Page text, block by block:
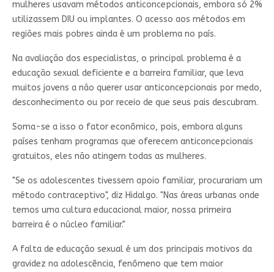
mulheres usavam métodos anticoncepcionais, embora só 2%
utilizassem DIU ou implantes. O acesso aos métodos em
regiões mais pobres ainda é um problema no país.
Na avaliação dos especialistas, o principal problema é a
educação sexual deficiente e a barreira familiar, que leva
muitos jovens a não querer usar anticoncepcionais por medo,
desconhecimento ou por receio de que seus pais descubram.
Soma-se a isso o fator econômico, pois, embora alguns
países tenham programas que oferecem anticoncepcionais
gratuitos, eles não atingem todas as mulheres.
"Se os adolescentes tivessem apoio familiar, procurariam um
método contraceptivo", diz Hidalgo. "Nas áreas urbanas onde
temos uma cultura educacional maior, nossa primeira
barreira é o núcleo familiar."
A falta de educação sexual é um dos principais motivos da
gravidez na adolescência, fenômeno que tem maior